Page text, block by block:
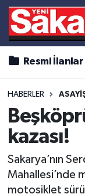
Resmi İlanlar
HABERLER
kazası!
Sakarya’nın
Mahallesi’nde
motosiklet